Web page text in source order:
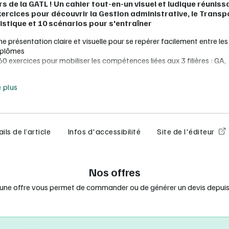
de la GATL ! Un cahier tout-en-un visuel et ludique
pour découvrir la Gestion administrative, le
et 10 scénarios pour s'entraîner
présentation claire et visuelle pour se repérer facilement entre les
exercices pour mobiliser les compétences liées aux 3 filières : GA,
prescripteur numérique : Offert ! Le manuel numérique
d’une commande de licences élèves
et partage de vos séquences pédagogiques et activités, suivi
de vos élèves de vos élèves pour un accompagnement
plus
de l’article Infos d'accessibilité Site de l'éditeur
Nos offres
offre vous permet de commander ou de générer un devis